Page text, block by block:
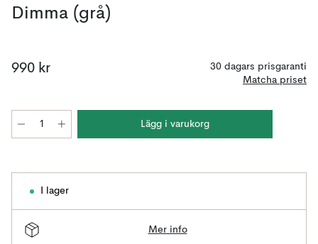
Dimma (grå)
990 kr
30 dagars prisgaranti
Matcha priset
Lägg i varukorg
I lager
Mer info